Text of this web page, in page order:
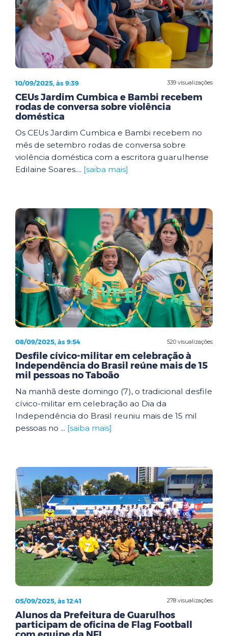
339 visualizações
10/09/2025, às 9:39
CEUs Jardim Cumbica e Bambi recebem
rodas de conversa sobre violência
doméstica
Os CEUs Jardim Cumbica e Bambi recebem no
mês de setembro rodas de conversa sobre
violência doméstica com a escritora guarulhense
Edilaine Soares.... [saiba mais]
520 visualizações
08/09/2025, às 9:54
Desfile cívico-militar em celebração à
Independência do Brasil reúne mais de 15
mil pessoas no Taboão
Na manhã deste domingo (7), o tradicional desfile
cívico-militar em celebração ao Dia da
Independência do Brasil reuniu mais de 15 mil
pessoas no ... [saiba mais]
278 visualizações
05/09/2025, às 12:41
Alunos da Prefeitura de Guarulhos
participam de oficina de Flag Football